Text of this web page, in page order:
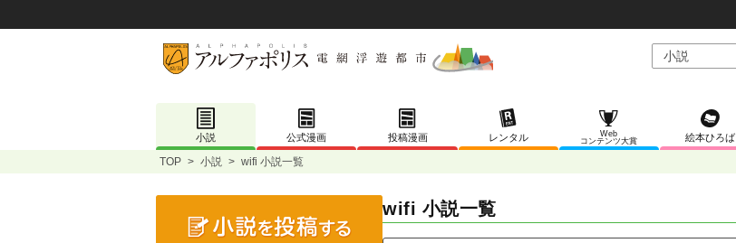
小説 公式漫画 投稿漫画 レンタル
Web
コンテンツ大賞
絵本ひろば
TOP > 小説 > wifi 小説一覧
wifi 小説一覧